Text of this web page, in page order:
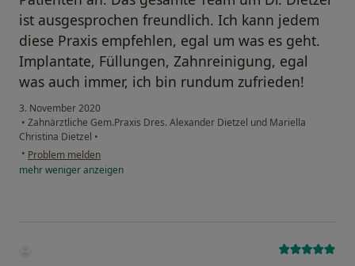
ist ausgesprochen freundlich. Ich kann jedem
diese Praxis empfehlen, egal um was es geht.
Implantate, Füllungen, Zahnreinigung, egal
was auch immer, ich bin rundum zufrieden!
3. November 2020
• Zahnärztliche Gem.Praxis Dres. Alexander Dietzel und Mariella
Christina Dietzel •
• Problem melden
mehrwenigeranzeigen